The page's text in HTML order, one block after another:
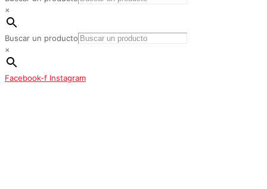
×
Buscar un producto
×
Facebook-f Instagram